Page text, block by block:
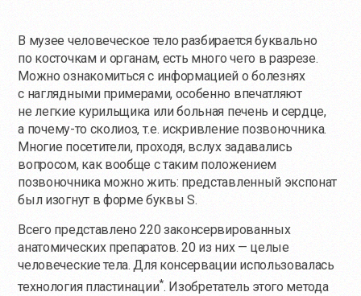
В музее человеческое тело разбирается буквально
по косточкам и органам, есть много чего в разрезе.
Можно ознакомиться с информацией о болезнях
с наглядными примерами, особенно впечатляют
не легкие курильщика или больная печень и сердце,
а почему-тосколиоз, т.е. искривление позвоночника.
Многие посетители, проходя, вслух задавались
вопросом, как вообще с таким положением
позвоночника можно жить: представленный экспонат
был изогнут в форме буквы S.
Всего представлено 220 законсервированных
анатомических препаратов. 20 из них — целые
человеческие тела. Для консервации использовалась
технология пластинации*. Изобретатель этого метода